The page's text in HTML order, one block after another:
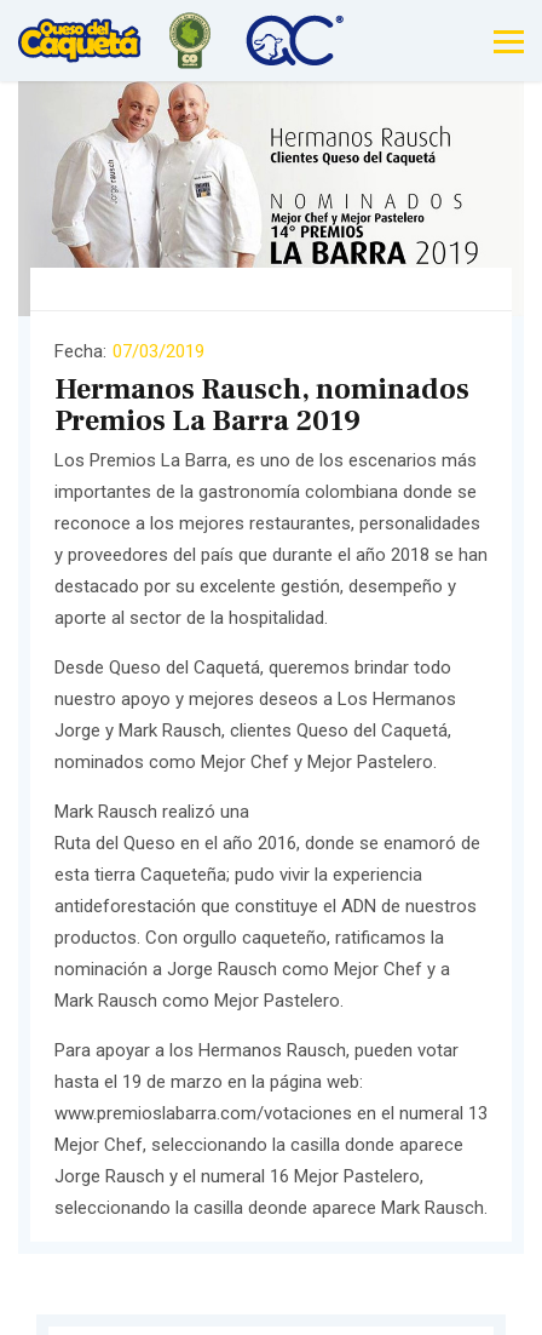
Fecha: 07/03/2019
Hermanos Rausch, nominados
Premios La Barra 2019
Los Premios La Barra, es uno de los escenarios más
importantes de la gastronomía colombiana donde se
reconoce a los mejores restaurantes, personalidades
y proveedores del país que durante el año 2018 se han
destacado por su excelente gestión, desempeño y
aporte al sector de la hospitalidad.
Desde Queso del Caquetá, queremos brindar todo
nuestro apoyo y mejores deseos a Los Hermanos
Jorge y Mark Rausch, clientes Queso del Caquetá,
nominados como Mejor Chef y Mejor Pastelero.
Mark Rausch realizó una
Ruta del Queso en el año 2016, donde se enamoró de
esta tierra Caqueteña; pudo vivir la experiencia
antideforestación que constituye el ADN de nuestros
productos. Con orgullo caqueteño, ratificamos la
nominación a Jorge Rausch como Mejor Chef y a
Mark Rausch como Mejor Pastelero.
Para apoyar a los Hermanos Rausch, pueden votar
hasta el 19 de marzo en la página web:
www.premioslabarra.com/votaciones en el numeral 13
Mejor Chef, seleccionando la casilla donde aparece
Jorge Rausch y el numeral 16 Mejor Pastelero,
seleccionando la casilla deonde aparece Mark Rausch.